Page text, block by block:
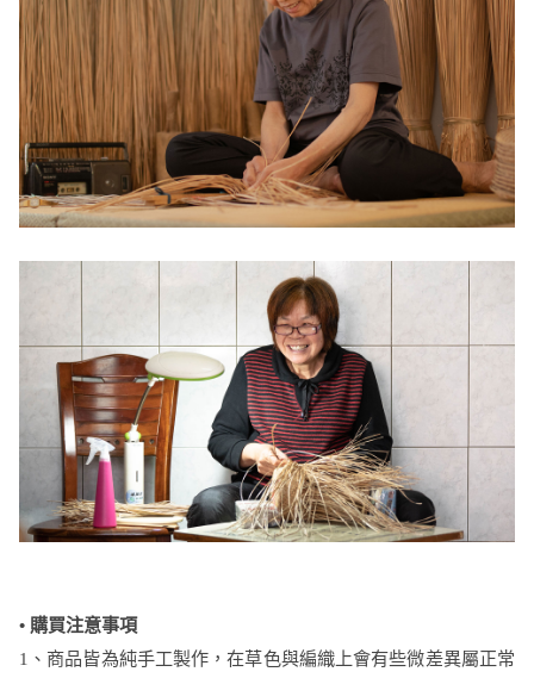
• 購買注意事項
1、商品皆為純手工製作，在草色與編織上會有些微差異屬正常